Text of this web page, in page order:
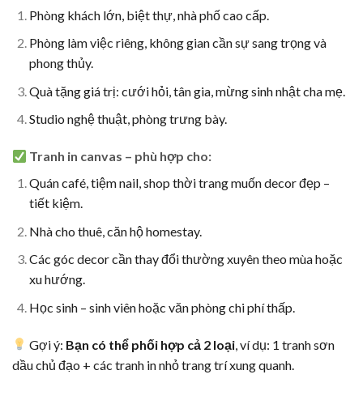
Phòng khách lớn, biệt thự, nhà phố cao cấp.
Phòng làm việc riêng, không gian cần sự sang trọng và
phong thủy.
Quà tặng giá trị: cưới hỏi, tân gia, mừng sinh nhật cha mẹ.
Studio nghệ thuật, phòng trưng bày.
Tranh in canvas – phù hợp cho:
Quán café, tiệm nail, shop thời trang muốn decor đẹp –
tiết kiệm.
Nhà cho thuê, căn hộ homestay.
Các góc decor cần thay đổi thường xuyên theo mùa hoặc
xu hướng.
Học sinh – sinh viên hoặc văn phòng chi phí thấp.
Gợi ý: Bạn có thể phối hợp cả 2 loại , ví dụ: 1 tranh sơn
dầu chủ đạo + các tranh in nhỏ trang trí xung quanh.